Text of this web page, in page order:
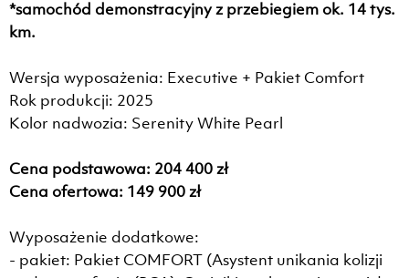
*samochód demonstracyjny z przebiegiem ok. 14 tys.
km.
Wersja wyposażenia: Executive + Pakiet Comfort
Rok produkcji: 2025
Kolor nadwozia: Serenity White Pearl
Cena podstawowa: 204 400 zł
Cena ofertowa: 149 900 zł
Wyposażenie dodatkowe:
- pakiet: Pakiet COMFORT (Asystent unikania kolizji